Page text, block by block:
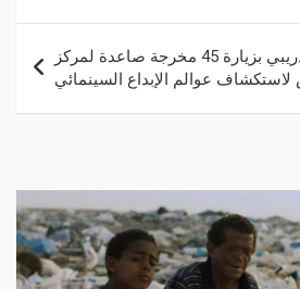
اختتام برنامج آفاق التدريبي بزيارة 45 مخرجة صاعدة لمركز
لاستكشاف عوالم الإبداع السينمائي